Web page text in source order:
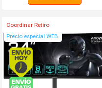
Coordinar Retiro
Precio especial WEB.
Envío hoy.